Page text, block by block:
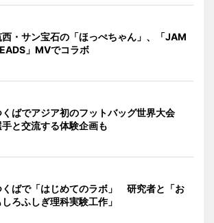
西・サン宝石の「ほっぺちゃん」、「JAM
」MVでコラボ
くばでアジア初のフットバッグ世界大会
手と交流する体験企画も
くばで「はじめてのラボ」 研究者と「お
しろふしぎ理科実験工作」